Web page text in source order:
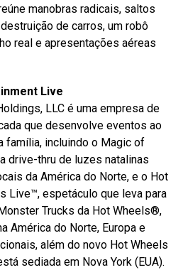
manobras radicais, saltos
de carros, um robô
real e apresentações aéreas
Live
LLC é uma empresa de
que desenvolve eventos ao
família, incluindo o Magic of
drive-thru de luzes natalinas
da América do Norte, e o Hot
Live™, espetáculo que leva para
Trucks da Hot Wheels®,
América do Norte, Europa e
além do novo Hot Wheels
sediada em Nova York (EUA).